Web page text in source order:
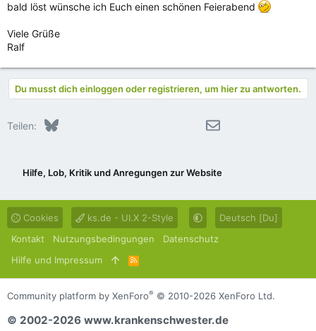
bald löst wünsche ich Euch einen schönen Feierabend
Viele Grüße
Ralf
Du musst dich einloggen oder registrieren, um hier zu antworten.
Teilen: Bluesky WhatsApp
E-Mail
Hilfe, Lob, Kritik und Anregungen zur Website
Cookies ks.de - UI.X 2-Style
Deutsch [Du]
Kontakt
Nutzungsbedingungen
Datenschutz
Hilfe und Impressum
R
S
S
Community platform by XenForo® © 2010-2026 XenForo Ltd.
© 2002-2026 www.krankenschwester.de